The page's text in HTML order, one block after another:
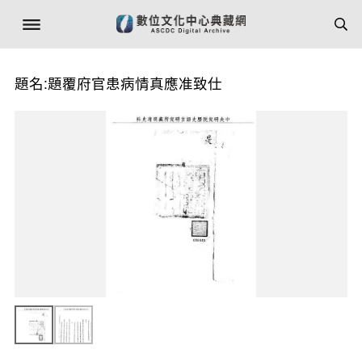
題名:題覆府官患病情真應准致仕